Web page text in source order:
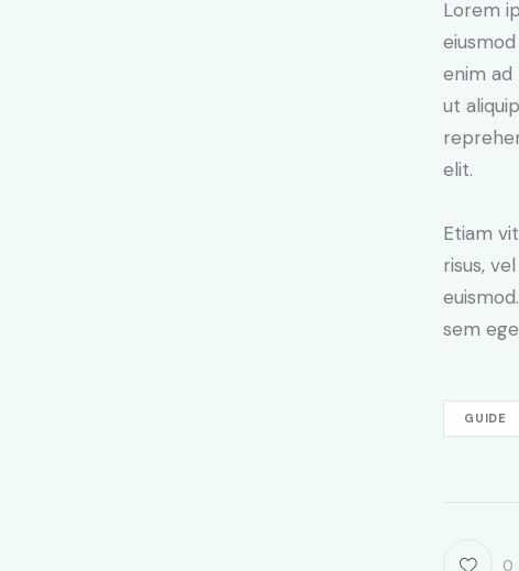
Lorem
enim ad
ut
elit.
Etiam
risus,
sem
GUIDE
0